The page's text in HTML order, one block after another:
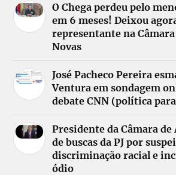
O Chega perdeu pelo
em 6 meses! Deixou
representante na
Novas
José Pacheco Pereira
Ventura em sondagem
debate CNN (política
Presidente da Câmara
de buscas da PJ por
discriminação racial e
ódio